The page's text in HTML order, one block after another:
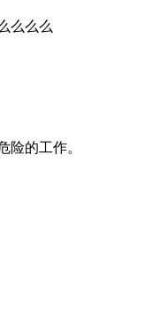
么么么
险的工作。